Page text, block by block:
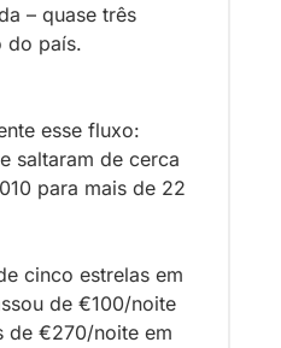
– quase três
do país.
esse fluxo:
saltaram de cerca
para mais de 22
cinco estrelas em
de €100/noite
de €270/noite em